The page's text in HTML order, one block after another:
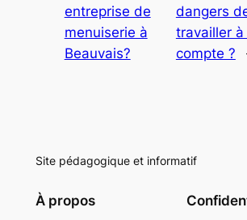
entreprise de
menuiserie à
Beauvais?
dangers
travailler à
compte ?
Site pédagogique et informatif
À propos